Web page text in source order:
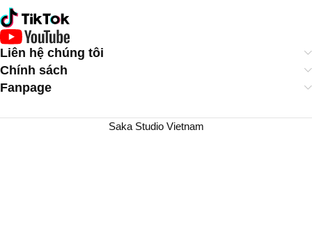
Liên hệ chúng tôi
Chính sách
Fanpage
Saka Studio Vietnam